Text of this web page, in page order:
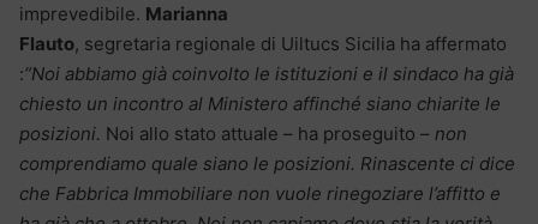
imprevedibile. Marianna
Flauto, segretaria regionale di Uiltucs Sicilia ha affermato
:“Noi abbiamo già coinvolto le istituzioni e il sindaco ha già
chiesto un incontro al Ministero affinché siano chiarite le
posizioni. Noi allo stato attuale – ha proseguito – non
comprendiamo quale siano le posizioni. Rinascente ci dice
che Fabbrica Immobiliare non vuole rinegoziare l’affitto e